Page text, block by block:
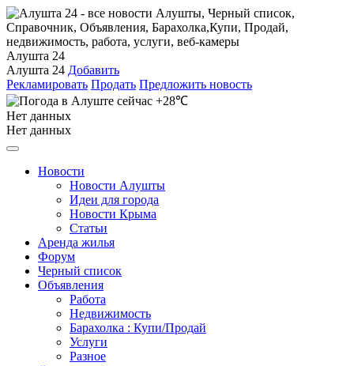
Алушта 24
Алушта 24 Добавить
Рекламировать Продать Предложить новость
+28℃
Нет данных
Нет данных
Новости
Новости Алушты
Идеи для города
Новости Крыма
Статьи
Аренда жилья
Форум
Черный список
Объявления
Работа
Недвижимость
Барахолка : Купи/Продай
Услуги
Разное